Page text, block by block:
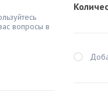
вопросы в